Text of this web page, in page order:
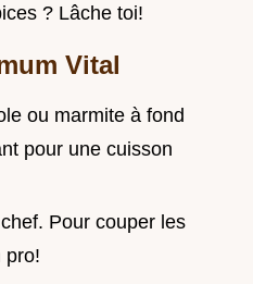
? Lâche toi!
Vital
ou marmite à fond
pour une cuisson
Pour couper les
pro!